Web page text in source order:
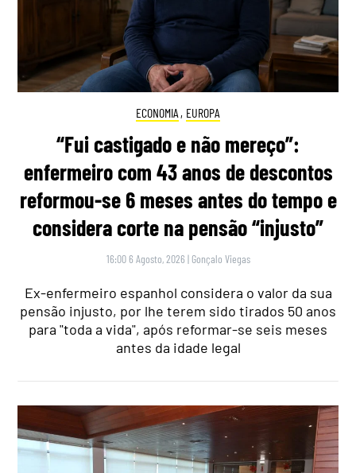
ECONOMIA , EUROPA
“Fui castigado e não mereço”:
enfermeiro com 43 anos de descontos
reformou-se 6 meses antes do tempo e
considera corte na pensão “injusto”
16:00 6 Agosto, 2026 | Gonçalo Viegas
Ex-enfermeiro espanhol considera o valor da sua
pensão injusto, por lhe terem sido tirados 50 anos
para "toda a vida", após reformar-se seis meses
antes da idade legal